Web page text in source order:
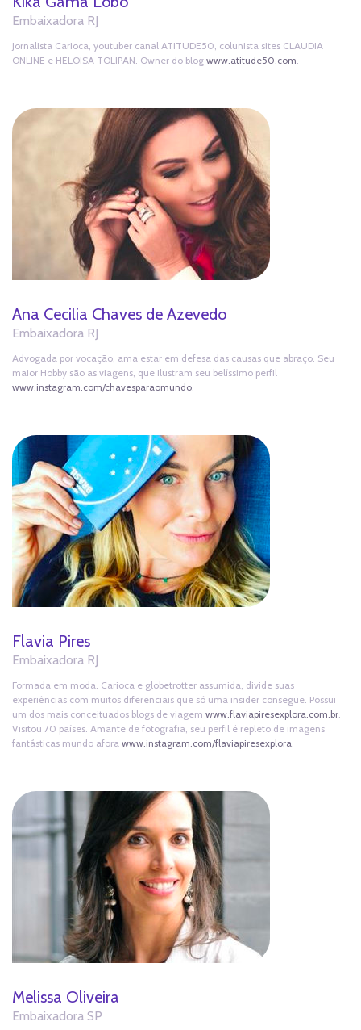
Embaixadora RJ
Jornalista Carioca, youtuber canal ATITUDE50, colunista sites CLAUDIA
ONLINE e HELOISA TOLIPAN. Owner do blog www.atitude50.com
Ana Cecilia Chaves de Azevedo
Embaixadora RJ
Advogada por vocação, ama estar em defesa das causas que abraço. Seu
maior Hobby são as viagens, que ilustram seu belíssimo perfil
www.instagram.com/chavesparaomundo
Flavia Pires
Embaixadora RJ
Formada em moda. Carioca e globetrotter assumida, divide suas
experiências com muitos diferenciais que só uma insider consegue. Possui
um dos mais conceituados blogs de viagem www.flaviapiresexplora.com.br
Visitou 70 países. Amante de fotografia, seu perfil é repleto de imagens
fantásticas mundo afora www.instagram.com/flaviapiresexplora
Melissa Oliveira
Embaixadora SP